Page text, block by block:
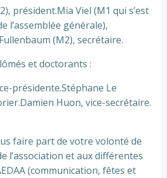
président.Mia Viel (M1 qui s’est
l’assemblée générale),
(M2), secrétaire.
et doctorants :
présidente.Stéphane Le
Huon, vice-secrétaire.
faire part de votre volonté de
l’association et aux différentes
(communication, fêtes et